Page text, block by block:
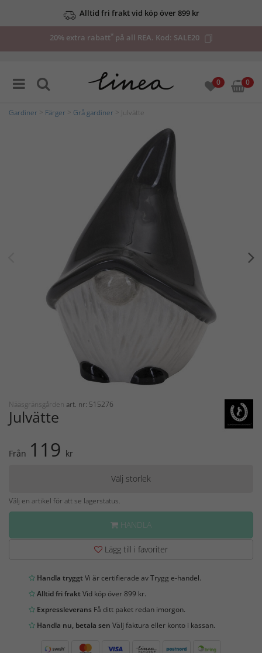
Alltid fri frakt vid köp över 899 kr
20% extra rabatt*på all REA. Kod: SALE20
0 0
Gardiner Färger Grå gardiner > Julvätte
Nääsgränsgården art. nr: 515276
Julvätte
Från 119 kr
Välj storlek
Välj en artikel för att se lagerstatus.
HANDLA
Lägg till i favoriter
Handla tryggtVi är certifierade av Trygg e-handel.
Alltid fri fraktVid köp över 899 kr.
Expressleverans Få ditt paket redan imorgon.
Handla nu, betala sen Välj faktura eller konto i kassan.